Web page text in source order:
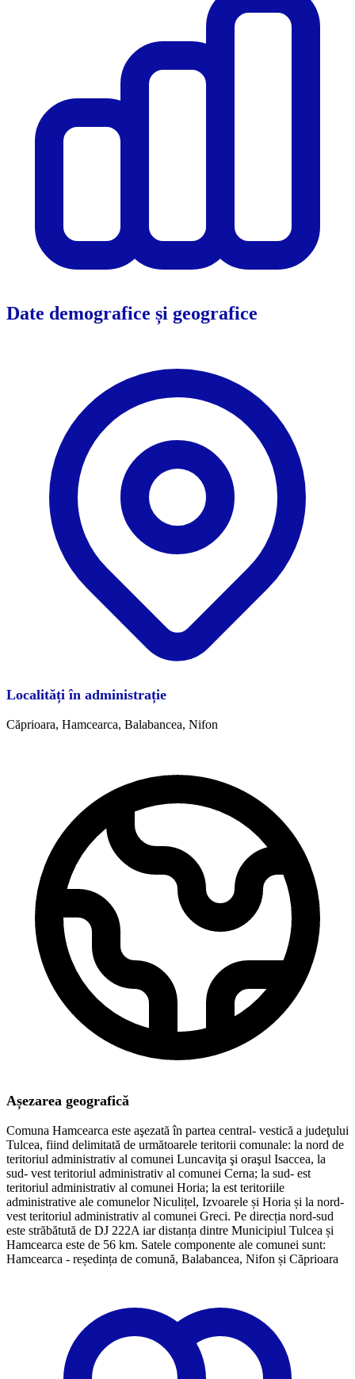
Date demografice și geografice
Localități în administrație
Căprioara, Hamcearca, Balabancea, Nifon
Așezarea geografică
Comuna Hamcearca este aşezată în partea central- vestică a judeţului
Tulcea, fiind delimitată de următoarele teritorii comunale: la nord de
teritoriul administrativ al comunei Luncaviţa şi oraşul Isaccea, la
sud- vest teritoriul administrativ al comunei Cerna; la sud- est
teritoriul administrativ al comunei Horia; la est teritoriile
administrative ale comunelor Niculițel, Izvoarele și Horia și la nord-
vest teritoriul administrativ al comunei Greci. Pe direcția nord-sud
este străbătută de DJ 222A iar distanța dintre Municipiul Tulcea și
Hamcearca este de 56 km. Satele componente ale comunei sunt:
Hamcearca - reședința de comună, Balabancea, Nifon și Căprioara